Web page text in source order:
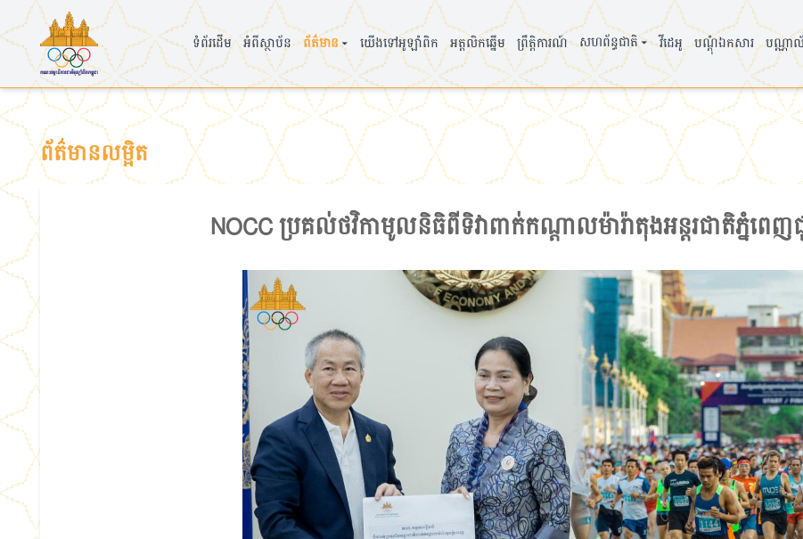
ទំព័រដើម អំពីស្ថាប័ន ព័ត៌មាន▾ យើងទៅអូឡាំពិក អត្តលិកឆ្នើម ព្រឹត្តិការណ៍ សហព័ន្ធជាតិ▾ វីដេអូ បណ្តុំឯកសារ បណ្ណ
ព័ត៌មានលម្អិត
NOCC ប្រគល់ថវិកាមូលនិធិពីទិវាពាក់កណ្ដាលម៉ារ៉ាតុងអន្តរជាតិភ្នំពេ